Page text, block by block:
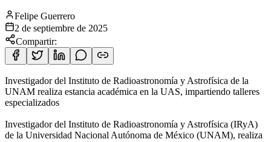
Felipe Guerrero
2 de septiembre de 2025
Compartir:
Investigador del Instituto de Radioastronomía y Astrofísica de la
UNAM realiza estancia académica en la UAS, impartiendo talleres
especializados
Investigador del Instituto de Radioastronomía y Astrofísica (IRyA)
de la Universidad Nacional Autónoma de México (UNAM), realiza